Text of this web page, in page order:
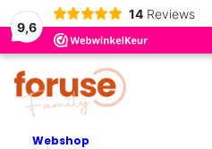
9,6
14 Reviews
Webshop